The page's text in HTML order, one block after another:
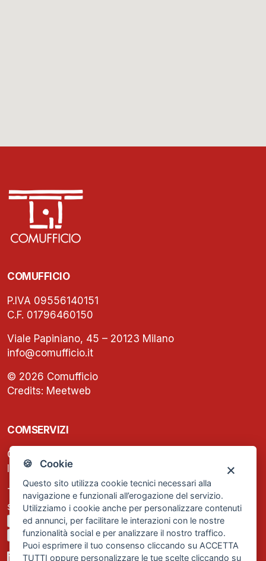
🍪 Cookie
Questo sito utilizza cookie tecnici necessari alla
navigazione e funzionali all’erogazione del servizio.
Utilizziamo i cookie anche per personalizzare contenuti
ed annunci, per facilitare le interazioni con le nostre
funzionalità social e per analizzare il nostro traffico.
Puoi esprimere il tuo consenso cliccando su ACCETTA
TUTTI oppure personalizzare le tue scelte cliccando su
COMUFFICIO
P.IVA 09556140151
C.F. 01796460150
Viale Papiniano, 45 – 20123 Milano
info@comufficio.it
© 2026 Comufficio
Credits: Meetweb
COMSERVIZI
C.F. e P.IVA: 13474420158
Iscrizione REA Milano n. 1656740
Tel. +39 02 2838 1307
segreteria@comservizi.eu
Privacy Policy
Cookie Policy